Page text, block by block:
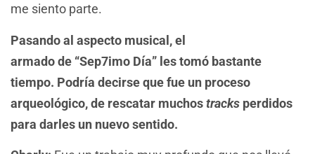
me siento parte.
Pasando al aspecto musical, el
armado de “Sep7imo Día” les tomó bastante
tiempo. Podría decirse que fue un proceso
arqueológico, de rescatar muchostracks perdidos
para darles un nuevo sentido.